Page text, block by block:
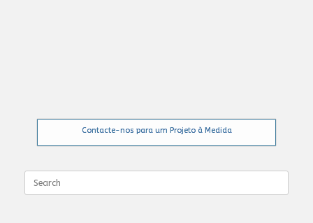
Contacte-nos para um Projeto à Medida
for: